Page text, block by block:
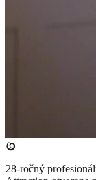
28-ročný